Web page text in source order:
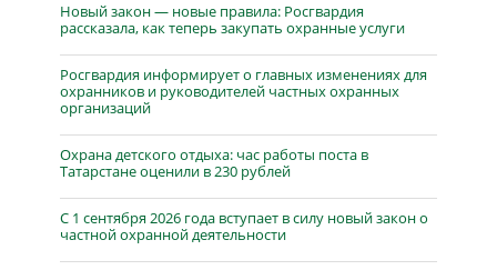
Новый закон — новые правила: Росгвардия
рассказала, как теперь закупать охранные услуги
Росгвардия информирует о главных изменениях для
охранников и руководителей частных охранных
организаций
Охрана детского отдыха: час работы поста в
Татарстане оценили в 230 рублей
С 1 сентября 2026 года вступает в силу новый закон о
частной охранной деятельности